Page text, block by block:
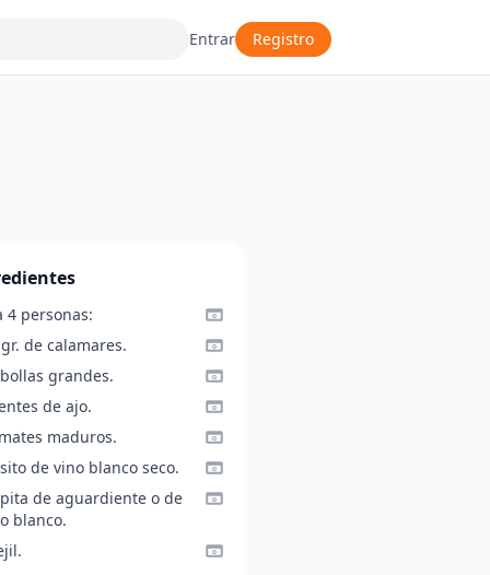
Entrar Registro
4 personas:
de calamares.
grandes.
de ajo.
maduros.
de vino blanco seco.
de aguardiente o de
blanco.